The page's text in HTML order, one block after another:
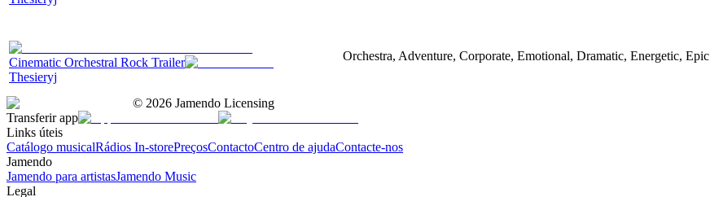
Cinematic Orchestral Rock Trailer
Thesieryj
Orchestra, Adventure, Corporate, Emotional, Dramatic, Energetic, Epic
© 2026 Jamendo Licensing
Transferir app
Links úteis
Catálogo musicalRádios In-storePreçosContactoCentro de ajudaContacte-nos
Jamendo
Jamendo para artistasJamendo Music
Legal